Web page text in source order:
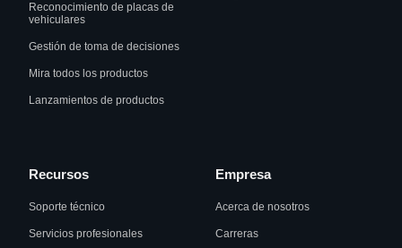
Reconocimiento de placas de
vehiculares
Gestión de toma de decisiones
Mira todos los productos
Lanzamientos de productos
Recursos
Soporte técnico
Servicios profesionales
Empresa
Acerca de nosotros
Carreras